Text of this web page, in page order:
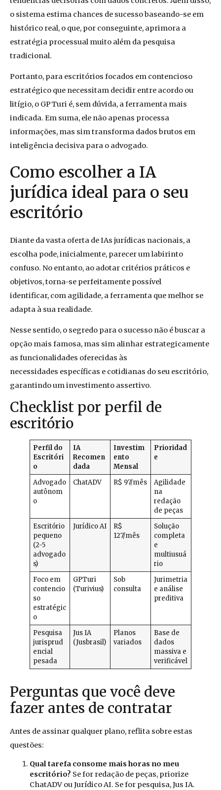
o sistema estima chances de sucesso baseando-se em
histórico real, o que, por conseguinte, aprimora a
estratégia processual muito além da pesquisa
tradicional.
Portanto, para escritórios focados em contencioso
estratégico que necessitam decidir entre acordo ou
litígio, o GPTuri é, sem dúvida, a ferramenta mais
indicada. Em suma, ele não apenas processa
informações, mas sim transforma dados brutos em
inteligência decisiva para o advogado.
Como escolher a IA
jurídica ideal para o seu
escritório
Diante da vasta oferta de IAs jurídicas nacionais, a
escolha pode, inicialmente, parecer um labirinto
confuso. No entanto, ao adotar critérios práticos e
objetivos, torna-se perfeitamente possível
identificar, com agilidade, a ferramenta que melhor se
adapta à sua realidade.
Nesse sentido, o segredo para o sucesso não é buscar a
opção mais famosa, mas sim alinhar estrategicamente
as funcionalidades oferecidas às
necessidades específicas e cotidianas do seu escritório,
garantindo um investimento assertivo.
Checklist por perfil de
escritório
Perfil do
Escritóri
o
IA
Recomen
dada
Investim
ento
Mensal
Prioridad
e
Advogado
autônom
o
ChatADV R$ 97/mês
Agilidade
na
redação
de peças
Escritório
pequeno
(2-5
advogado
s)
Jurídico AI
R$
127/mês
Solução
completa
e
multiusuá
rio
Foco em
contencio
so
estratégic
o
GPTuri
(Turivius)
Sob
consulta
Jurimetria
e análise
preditiva
Pesquisa
jurisprud
encial
pesada
Jus IA
(Jusbrasil)
Planos
variados
Base de
dados
massiva e
verificável
Perguntas que você deve
fazer antes de contratar
Antes de assinar qualquer plano, reflita sobre estas
questões:
Qual tarefa consome mais horas no meu
escritório? Se for redação de peças, priorize
ChatADV ou Jurídico AI. Se for pesquisa, Jus IA.